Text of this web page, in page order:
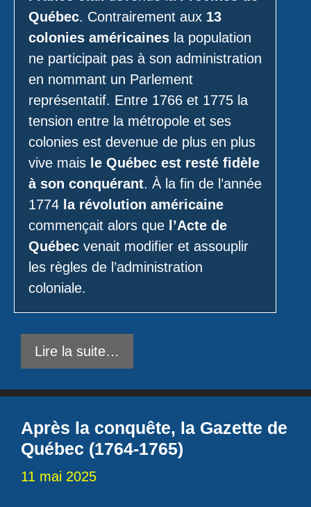
Québec. Contrairement aux 13
colonies américaines la population
ne participait pas à son administration
en nommant un Parlement
représentatif. Entre 1766 et 1775 la
tension entre la métropole et ses
colonies est devenue de plus en plus
vive mais le Québec est resté fidèle
à son conquérant. À la fin de l’année
1774 la révolution américaine
commençait alors que l’Acte de
Québec venait modifier et assouplir
les règles de l’administration
coloniale.
Lire la suite…
Après la conquête, la Gazette de
Québec (1764-1765)
11 mai 2025